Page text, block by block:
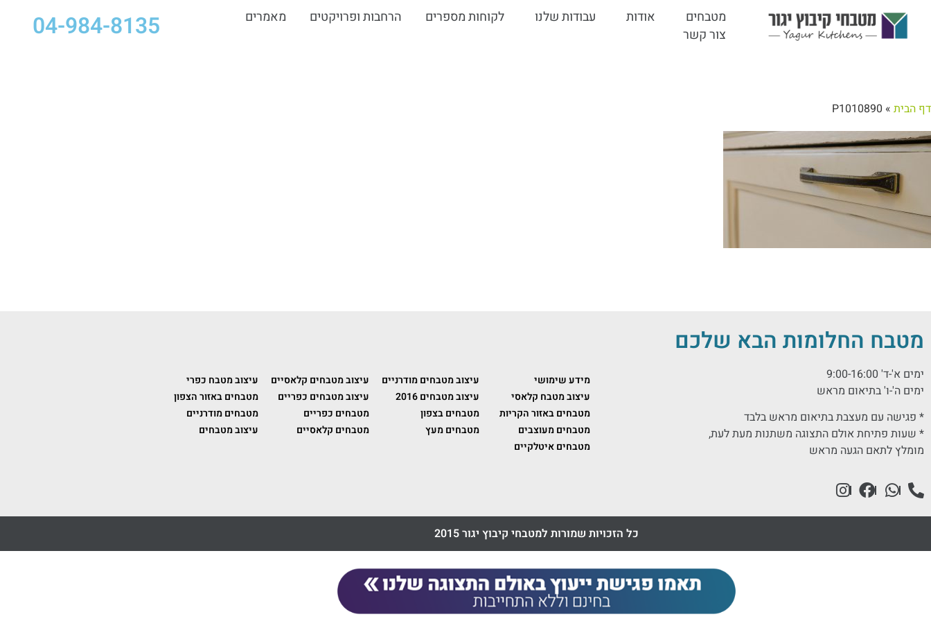
מטבחים אודות עבודות שלנו לקוחות מספרים הרחבות ופרויקטים
מאמרים
צור קשר
04-984-8135
דף הבית »
P1010890
מטבח החלומות הבא שלכם
ימים א'-ד' 9:00-16:00
ימים ה'-ו' בתיאום מראש
* פגישה עם מעצבת בתיאום מראש בלבד
* שעות פתיחת אולם התצוגה משתנות מעת לעת,
מומלץ לתאם הגעה מראש
מידע שימושי עיצוב מטבחים מודרניים עיצוב מטבחים קלאסיים
עיצוב מטבח כפרי
עיצוב מטבח קלאסי
עיצוב מטבחים 2016 עיצוב מטבחים כפריים
מטבחים באזור הצפון
מטבחים באזור הקריות
מטבחים בצפון מטבחים כפריים
מטבחים מודרניים
מטבחים מעוצבים
מטבחים מעץ מטבחים קלאסיים
עיצוב מטבחים
מטבחים איטלקיים
כל הזכויות שמורות למטבחי קיבוץ יגור 2015